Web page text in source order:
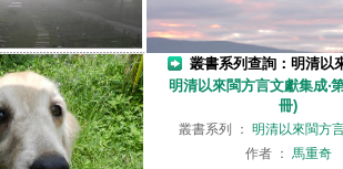
叢書系列查詢：明清以
明清以來閩方言文獻集成‧
冊)
叢書系列 ： 明清以來閩方
作者 ： 馬重奇